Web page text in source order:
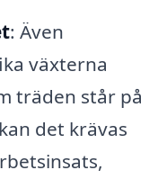
: Även
växterna
träden står på
det krävas